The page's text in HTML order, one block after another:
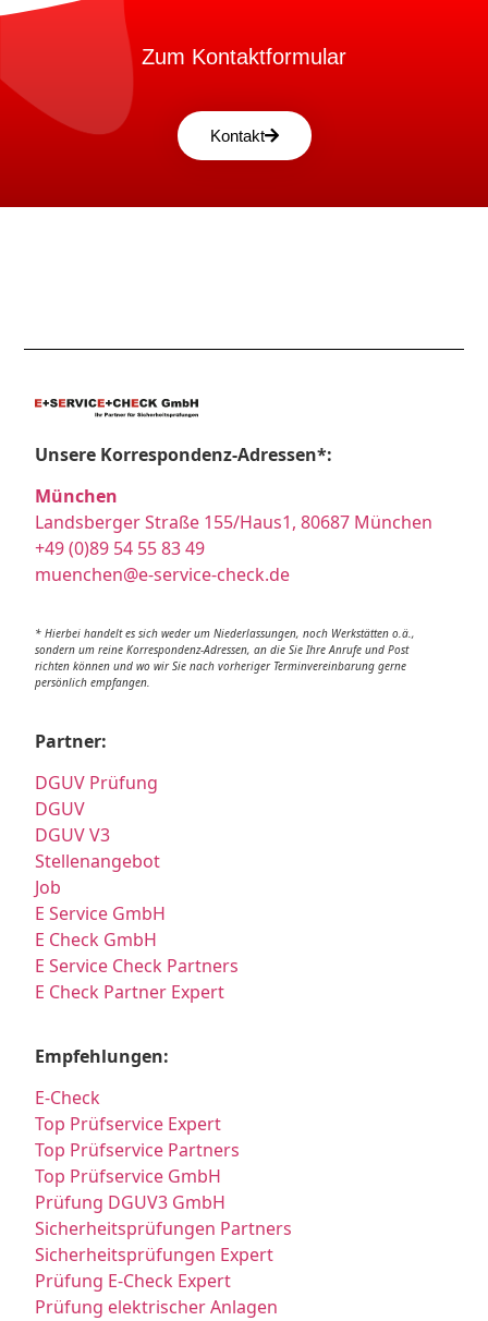
Zum Kontaktformular
Kontakt
Unsere Korrespondenz-Adressen*:
München
Landsberger Straße 155/Haus1, 80687 München
+49 (0)89 54 55 83 49
muenchen@e-service-check.de
* Hierbei handelt es sich weder um Niederlassungen, noch Werkstätten o.ä.,
sondern um reine Korrespondenz-Adressen, an die Sie Ihre Anrufe und Post
richten können und wo wir Sie nach vorheriger Terminvereinbarung gerne
persönlich empfangen.
Partner:
DGUV Prüfung
DGUV
DGUV V3
Stellenangebot
Job
E Service GmbH
E Check GmbH
E Service Check Partners
E Check Partner Expert
Empfehlungen:
E-Check
Top Prüfservice Expert
Top Prüfservice Partners
Top Prüfservice GmbH
Prüfung DGUV3 GmbH
Sicherheitsprüfungen Partners
Sicherheitsprüfungen Expert
Prüfung E-Check Expert
Prüfung elektrischer Anlagen